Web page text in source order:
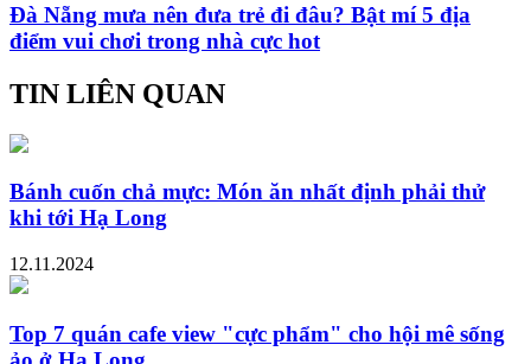
Đà Nẵng mưa nên đưa trẻ đi đâu? Bật mí 5 địa
điểm vui chơi trong nhà cực hot
TIN LIÊN QUAN
Bánh cuốn chả mực: Món ăn nhất định phải thử
khi tới Hạ Long
12.11.2024
Top 7 quán cafe view "cực phẩm" cho hội mê sống